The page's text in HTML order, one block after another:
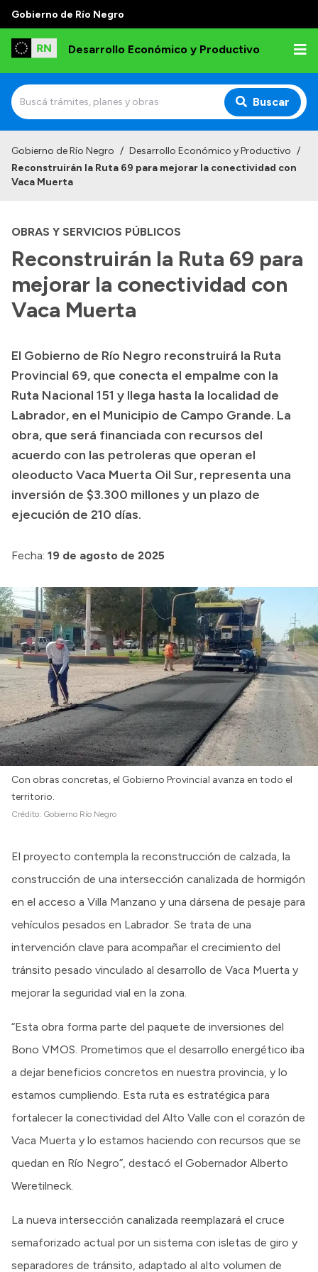
Gobierno de Río Negro
Desarrollo Económico y Productivo
Buscar
Institucional
Autoridades
Delegaciones
Normativa
Presupuesto
Boletín Oficial
Compras y licitaciones
Consulta de expedientes
Consulta de pago a proveedores
Convocatorias
Gobierno de Río Negro / Desarrollo Económico y Productivo /
Reconstruirán la Ruta 69 para mejorar la conectividad con
Vaca Muerta
OBRAS Y SERVICIOS PÚBLICOS
Reconstruirán la Ruta 69 para
mejorar la conectividad con
Vaca Muerta
El Gobierno de Río Negro reconstruirá la Ruta
Provincial 69, que conecta el empalme con la
Ruta Nacional 151 y llega hasta la localidad de
Labrador, en el Municipio de Campo Grande. La
obra, que será financiada con recursos del
acuerdo con las petroleras que operan el
oleoducto Vaca Muerta Oil Sur, representa una
inversión de $3.300 millones y un plazo de
ejecución de 210 días.
Fecha: 19 de agosto de 2025
Con obras concretas, el Gobierno Provincial avanza en todo el
territorio.
Crédito: Gobierno Río Negro
El proyecto contempla la reconstrucción de calzada, la
construcción de una intersección canalizada de hormigón
en el acceso a Villa Manzano y una dársena de pesaje para
vehículos pesados en Labrador. Se trata de una
intervención clave para acompañar el crecimiento del
tránsito pesado vinculado al desarrollo de Vaca Muerta y
mejorar la seguridad vial en la zona.
“Esta obra forma parte del paquete de inversiones del
Bono VMOS. Prometimos que el desarrollo energético iba
a dejar beneficios concretos en nuestra provincia, y lo
estamos cumpliendo. Esta ruta es estratégica para
fortalecer la conectividad del Alto Valle con el corazón de
Vaca Muerta y lo estamos haciendo con recursos que se
quedan en Río Negro”, destacó el Gobernador Alberto
Weretilneck.
La nueva intersección canalizada reemplazará el cruce
semaforizado actual por un sistema con isletas de giro y
separadores de tránsito, adaptado al alto volumen de